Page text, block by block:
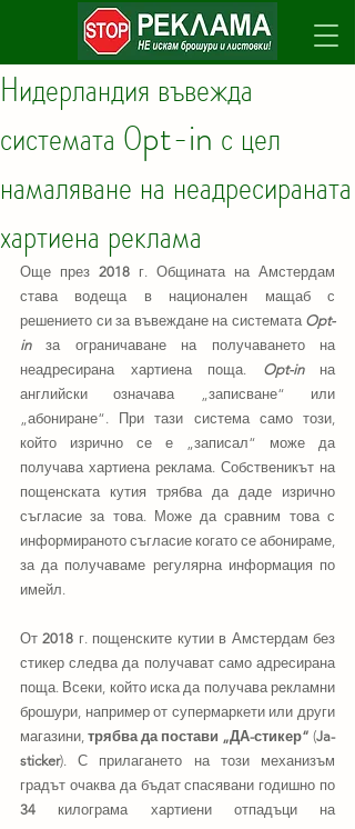
Нидерландия въвежда
системата Оpt-in с цел
намаляване на неадресираната
хартиена реклама
Още през 2018 г. Общината на Амстердам
става водеща в национален мащаб с
решението си за въвеждане на системата Opt-
in
за ограничаване на получаването на
неадресирана хартиена поща. Opt-in на
английски означава „записване“ или
„абониране“. При тази система само този,
който изрично се е „записал“ може да
получава хартиена реклама. Собственикът на
пощенската кутия трябва да даде изрично
съгласие за това. Може да сравним това с
информираното съгласие когато се абонираме,
за да получаваме регулярна информация по
имейл.
От 2018 г. пощенските кутии в Амстердам без
стикер следва да получават само адресирана
поща. Всеки, който иска да получава рекламни
брошури, например от супермаркети или други
магазини, трябва да постави „ДА-стикер“ (Ja-
sticker). С прилагането на този механизъм
34 килограма хартиени отпадъци на